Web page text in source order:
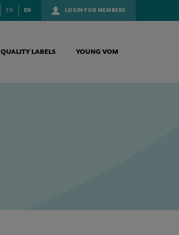
LOGIN FOR MEMBERS
FR EN
QUALITY LABELS YOUNG VOM